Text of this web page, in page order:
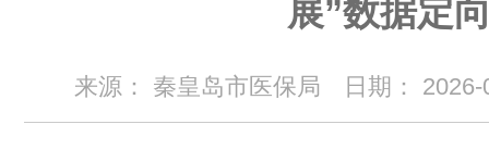
展”数据定
来源： 秦皇岛市医保局 日期：